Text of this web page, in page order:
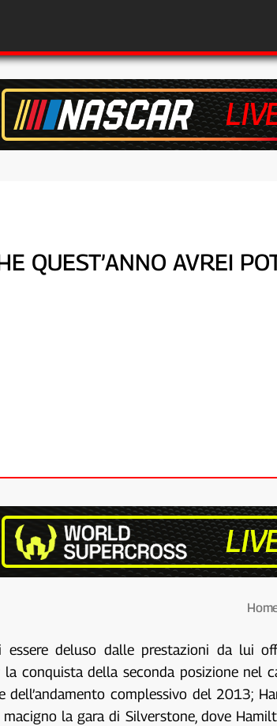
QUEST’ANNO AVREI
essere deluso dalle prestazioni da lui
conquista della seconda posizione
complessivo del 2013;
la gara di Silverstone, dove